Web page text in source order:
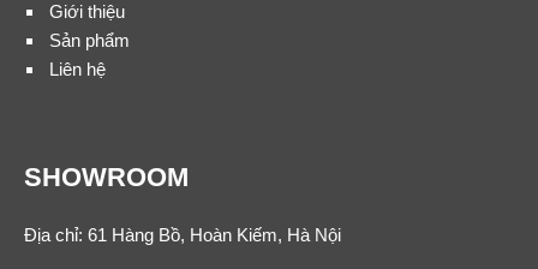
Giới thiệu
Sản phẩm
Liên hệ
SHOWROOM
Địa chỉ: 61 Hàng Bồ, Hoàn Kiếm, Hà Nội